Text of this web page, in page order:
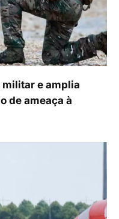
e amplia
de ameaça à